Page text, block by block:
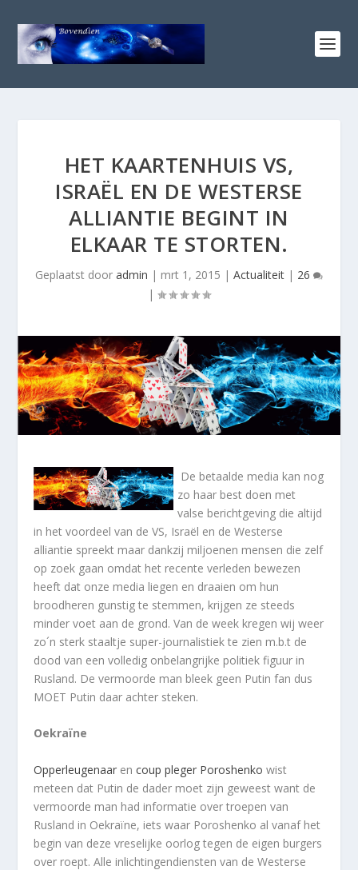
HET KAARTENHUIS VS,
ISRAËL EN DE WESTERSE
ALLIANTIE BEGINT IN
ELKAAR TE STORTEN.
Geplaatst door admin | mrt 1, 2015 | Actualiteit | 26
|
De betaalde media kan nog
zo haar best doen met
valse berichtgeving die altijd
in het voordeel van de VS, Israël en de Westerse
alliantie spreekt maar dankzij miljoenen mensen die zelf
op zoek gaan omdat het recente verleden bewezen
heeft dat onze media liegen en draaien om hun
broodheren gunstig te stemmen, krijgen ze steeds
minder voet aan de grond. Van de week kregen wij weer
zo´n sterk staaltje super-journalistiek te zien m.b.t de
dood van een volledig onbelangrijke politiek figuur in
Rusland. De vermoorde man bleek geen Putin fan dus
MOET Putin daar achter steken.
Oekraïne
Opperleugenaar encoup pleger Poroshenko wist
meteen dat Putin de dader moet zijn geweest want de
vermoorde man had informatie over troepen van
Rusland in Oekraïne, iets waar Poroshenko al vanaf het
begin van deze vreselijke oorlog tegen de eigen burgers
over roept. Alle inlichtingendiensten van de Westerse